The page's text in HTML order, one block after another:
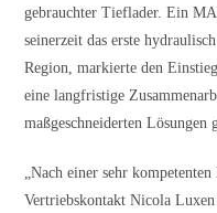
gebrauchter Tieflader. Ein
seinerzeit das erste
Region, markierte den
eine langfristige
maßgeschneiderten Lösungen
„Nach einer sehr
Vertriebskontakt Nicola Luxen